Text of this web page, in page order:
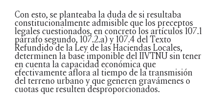
Con esto, se planteaba la duda de si resultaba
constitucionalmente admisible que los preceptos
legales cuestionados, en concreto los artículos 107.1
párrafo segundo, 107.2.a) y 107.4 del Texto
Refundido de la Ley de las Haciendas Locales,
determinen la base imponible del IIVTNU sin tener
en cuenta la capacidad económica que
efectivamente aflora al tiempo de la transmisión
del terreno urbano y que generen gravámenes o
cuotas que resulten desproporcionados.